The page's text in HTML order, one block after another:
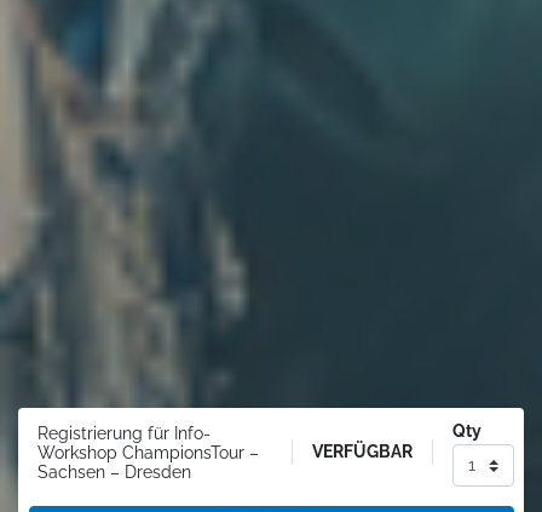
Registrierung für Info-
Workshop ChampionsTour –
Sachsen – Dresden
VERFÜGBAR
Qty